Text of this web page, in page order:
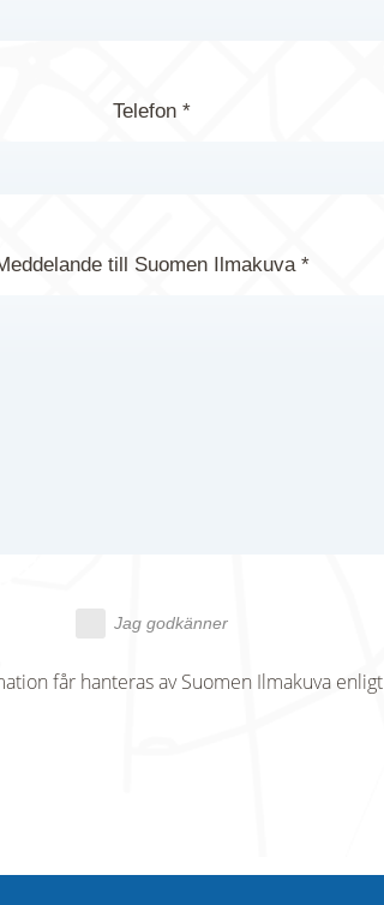
Telefon *
till Suomen Ilmakuva *
Jag godkänner
får hanteras av Suomen Ilmakuva